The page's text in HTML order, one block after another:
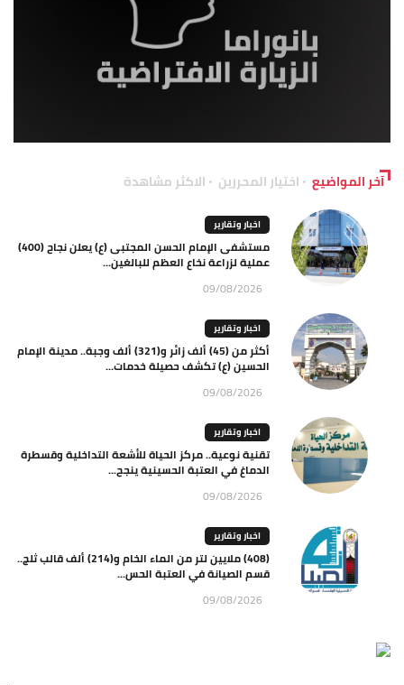
آخر المواضيع اختيار المحررين الاكثر مشاهدة
اخبار وتقارير
مستشفى الإمام الحسن المجتبى (ع) يعلن نجاح (400)
عملية لزراعة نخاع العظم للبالغين...
09/08/2026
اخبار وتقارير
أكثر من (45) ألف زائر و(321) ألف وجبة.. مدينة الإمام
الحسين (ع) تكشف حصيلة خدمات...
09/08/2026
اخبار وتقارير
تقنية نوعية.. مركز الحياة للأشعة التداخلية وقسطرة
الدماغ في العتبة الحسينية ينجح...
09/08/2026
اخبار وتقارير
(408) ملايين لتر من الماء الخام و(214) ألف قالب ثلج..
قسم الصيانة في العتبة الحس...
09/08/2026